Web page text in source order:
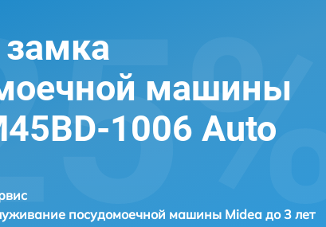
машины
1006 Auto
посудомоечной машины Midea до 3 лет